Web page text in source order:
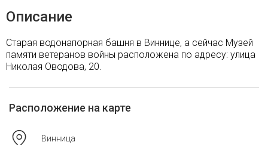
Описание
Старая водонапорная башня в Виннице, а сейчас Музей
памяти ветеранов войны расположена по адресу: улица
Николая Оводова, 20.
Расположение на карте
Винница